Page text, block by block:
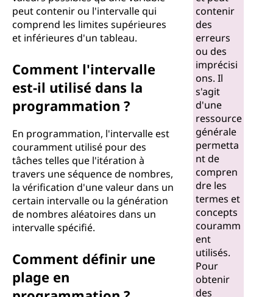
peut contenir ou l'intervalle qui
comprend les limites supérieures
et inférieures d'un tableau.
Comment l'intervalle
est-il utilisé dans la
programmation ?
En programmation, l'intervalle est
couramment utilisé pour des
tâches telles que l'itération à
travers une séquence de nombres,
la vérification d'une valeur dans un
certain intervalle ou la génération
de nombres aléatoires dans un
intervalle spécifié.
Comment définir une
plage en
contenir
des
erreurs
ou des
imprécisi
ons. Il
s'agit
d'une
ressource
générale
permetta
nt de
compren
dre les
termes et
concepts
couramm
ent
utilisés.
Pour
obtenir
des